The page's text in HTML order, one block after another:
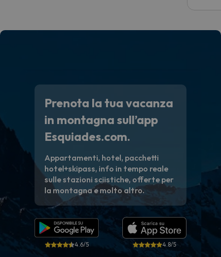
Prenota la tua vacanza
in montagna sull’app
Esquiades.com.
Appartamenti, hotel, pacchetti
hotel+skipass, info in tempo reale
sulle stazioni sciistiche, offerte per
la montagna e molto altro.
4.6/5 4.8/5